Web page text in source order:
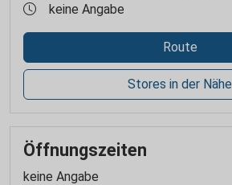
keine Angabe
Route
Stores in der Nähe
Öffnungszeiten
keine Angabe